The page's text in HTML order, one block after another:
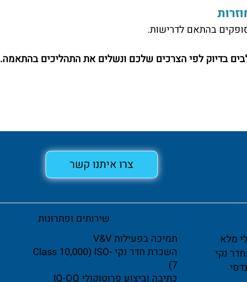
בהתאם לדרישות.
בדיוק לפי הצרכים שלכם ונשלים את התהליכים בהתאמה.
תמיכה בפעילות V&V
השכרת חדר נקי Class 10,000) ISO-
7)
כתיבה וביצוע פרוטוקולי IQ-OQ
נקי
שירותים ופתרונות
צרו איתנו קשר